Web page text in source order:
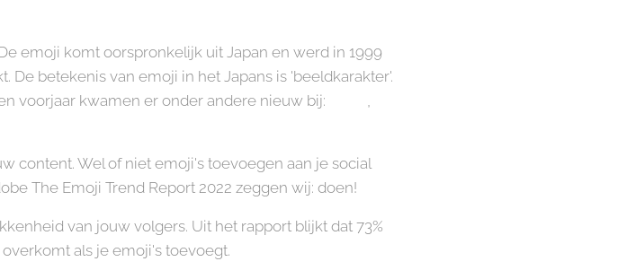
emoji komt oorspronkelijk uit Japan en werd in 1999
De betekenis van emoji in het Japans is 'beeldkarakter'.
voorjaar kwamen er onder andere nieuw bij: 🍋🟩,🙂
content. Wel of niet emoji's toevoegen aan je social
The Emoji Trend Report 2022 zeggen wij: doen!
van jouw volgers. Uit het rapport blijkt dat 73%
als je emoji's toevoegt.